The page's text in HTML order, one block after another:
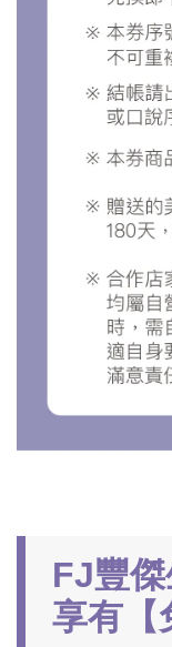
FJ豐
享有【